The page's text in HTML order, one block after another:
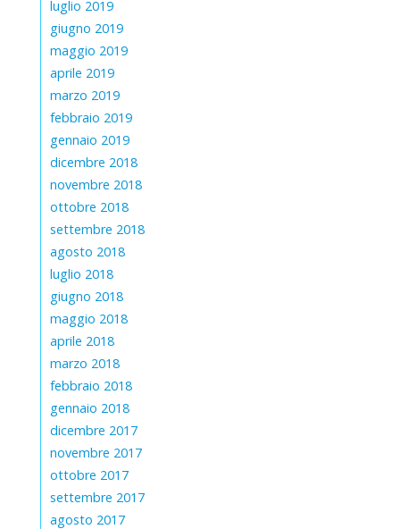
luglio 2019
giugno 2019
maggio 2019
aprile 2019
marzo 2019
febbraio 2019
gennaio 2019
dicembre 2018
novembre 2018
ottobre 2018
settembre 2018
agosto 2018
luglio 2018
giugno 2018
maggio 2018
aprile 2018
marzo 2018
febbraio 2018
gennaio 2018
dicembre 2017
novembre 2017
ottobre 2017
settembre 2017
agosto 2017